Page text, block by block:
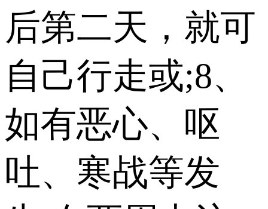
后第二天，就可
自己行走或;8、
如有恶心、呕
吐、寒战等发